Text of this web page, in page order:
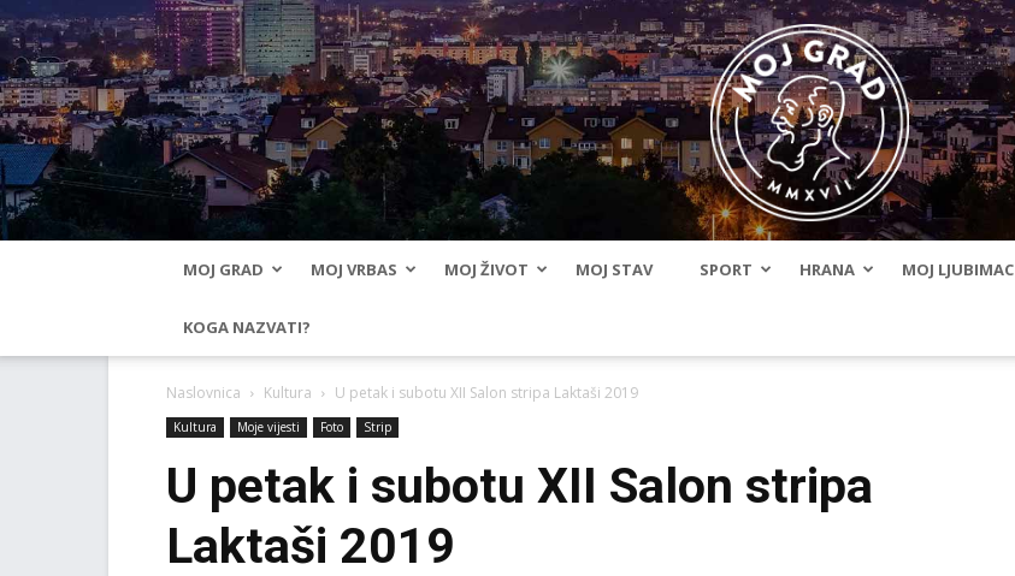
MOJ GRAD MOJ VRBAS MOJ ŽIVOT MOJ STAV SPORT HRANA MOJ LJUBIMAC
KOGA NAZVATI?
Naslovnica Kultura U petak i subotu XII Salon stripa Laktaši 2019
Kultura Moje vijesti Foto Strip
U petak i subotu XII Salon stripa
Laktaši 2019